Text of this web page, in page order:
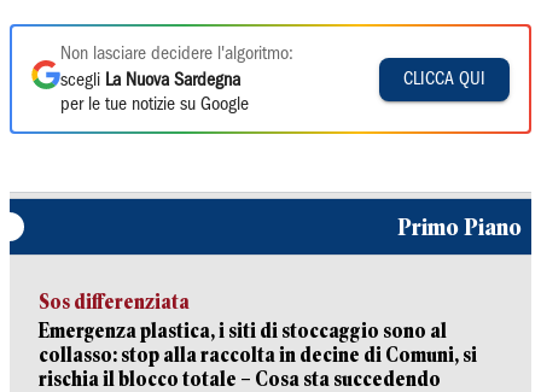
Non lasciare decidere l'algoritmo:
scegli La Nuova Sardegna
per le tue notizie su Google
CLICCA QUI
Primo Piano
Sos differenziata
Emergenza plastica, i siti di stoccaggio sono al
collasso: stop alla raccolta in decine di Comuni, si
rischia il blocco totale – Cosa sta succedendo